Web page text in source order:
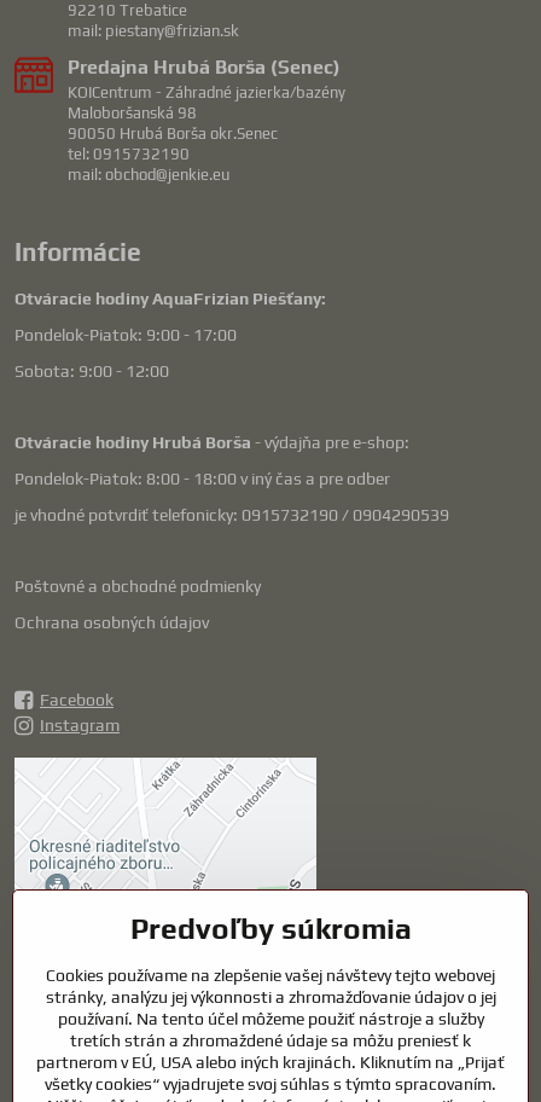
92210 Trebatice
mail: piestany@frizian.sk
Predajna Hrubá Borša (Senec)
KOICentrum - Záhradné jazierka/bazény
Maloboršanská 98
90050 Hrubá Borša okr.Senec
tel: 0915732190
mail: obchod@jenkie.eu
Informácie
Otváracie hodiny AquaFrizian Piešťany:
Pondelok-Piatok: 9:00 - 17:00
Sobota: 9:00 - 12:00
Otváracie hodiny Hrubá Borša - výdajňa pre e-shop:
Pondelok-Piatok: 8:00 - 18:00 v iný čas a pre odber
je vhodné potvrdiť telefonicky: 0915732190 / 0904290539
Poštovné a obchodné podmienky
Ochrana osobných údajov
Facebook
Instagram
Externý obsah je
blokovaný Voľbami
súkromia
Prajete si načítať externý obsah?
Povoliť tentokrát
Povoliť a zapamätať -
súhlas s druhom cookie:
Funkčné
Predvoľby súkromia
Cookies používame na zlepšenie vašej návštevy tejto webovej
stránky, analýzu jej výkonnosti a zhromažďovanie údajov o jej
používaní. Na tento účel môžeme použiť nástroje a služby
tretích strán a zhromaždené údaje sa môžu preniesť k
partnerom v EÚ, USA alebo iných krajinách. Kliknutím na „Prijať
všetky cookies“ vyjadrujete svoj súhlas s týmto spracovaním.